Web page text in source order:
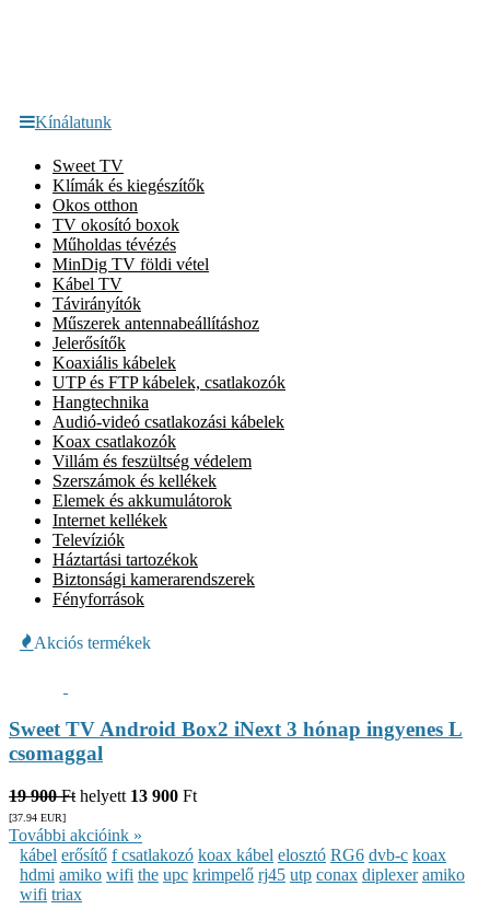
Kínálatunk
Sweet TV
Klímák és kiegészítők
Okos otthon
TV okosító boxok
Műholdas tévézés
MinDig TV földi vétel
Kábel TV
Távirányítók
Műszerek antennabeállításhoz
Jelerősítők
Koaxiális kábelek
UTP és FTP kábelek, csatlakozók
Hangtechnika
Audió-videó csatlakozási kábelek
Koax csatlakozók
Villám és feszültség védelem
Szerszámok és kellékek
Elemek és akkumulátorok
Internet kellékek
Televíziók
Háztartási tartozékok
Biztonsági kamerarendszerek
Fényforrások
Akciós termékek
Sweet TV Android Box2 iNext 3 hónap ingyenes L
csomaggal
19 900 Ft helyett 13 900 Ft
[37.94 EUR]
További akcióink »
kábel erősítő f csatlakozó koax kábel elosztó RG6 dvb-c koax
hdmi amiko wifi the upc krimpelő rj45 utp conax diplexer amiko
wifi triax